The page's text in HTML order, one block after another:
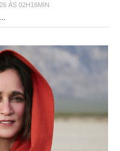
ÀS 02H16MIN